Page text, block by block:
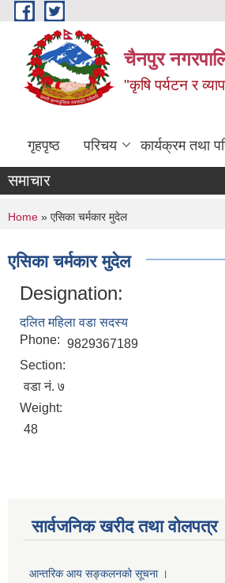
Skip to main content
चैनपुर
"कृषि पर्यटन र
गृहपृष्ठ परिचय कार्यक्रम तथा
समाचार
You are here
Home » एसिका चर्मकार मुदेल
एसिका चर्मकार मुदेल
Designation:
दलित महिला वडा सदस्य
Phone: 9829367189
Section:
वडा नं. ७
Weight:
48
सार्वजनिक खरीद तथा वाेलपत्र
आन्तरिक आय सङ्कलनको सूचना ।